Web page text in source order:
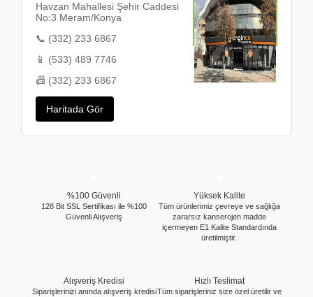
Havzan Mahallesi Şehir Caddesi
No:3 Meram/Konya
📞 (332) 233 6867
📱 (533) 489 7746
📠 (332) 233 6867
Haritada Gör
%100 Güvenli
128 Bit SSL Sertifikası ile %100
Güvenli Alışveriş
Yüksek Kalite
Tüm ürünlerimiz çevreye ve sağlığa
zararsız kanserojen madde
içermeyen E1 Kalite Standardında
üretilmiştir.
Alışveriş Kredisi
Siparişlerinizi anında alışveriş kredisi
Hızlı Teslimat
Tüm siparişleriniz size özel üretilir ve